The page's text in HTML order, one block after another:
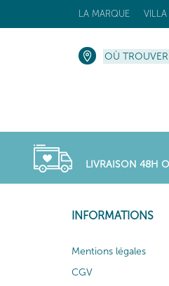
LA MARQUE
OÙ
LIVRAISON 48H
INFORMATIONS
Mentions légales
CGV